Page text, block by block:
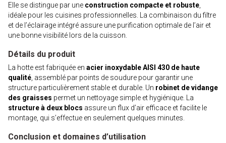
Elle se distingue par une construction compacte et robuste
idéale pour les cuisines professionnelles. La combinaison du filtre
et de l’éclairage intégré assure une purification optimale de l’air et
une bonne visibilité lors de la cuisson.
Détails du produit
La hotte est fabriquée en acier inoxydable AISI 430 de haute
qualité , assemblé par points de soudure pour garantir une
structure particulièrement stable et durable. Un robinet de vidange
des graisses permet un nettoyage simple et hygiénique. La
structure à deux blocs assure un flux d’air efficace et facilite le
montage, qui s’effectue en seulement quelques minutes.
Conclusion et domaines d’utilisation